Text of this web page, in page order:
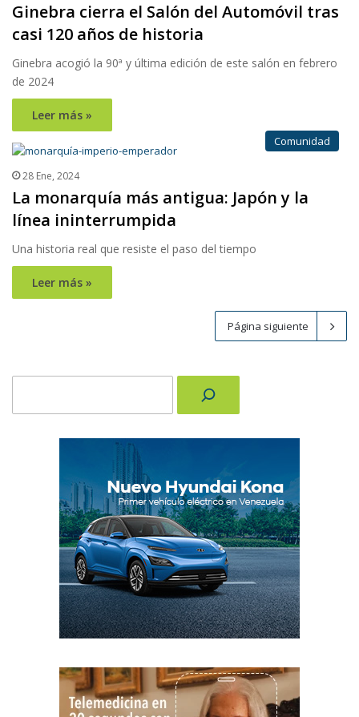
Ginebra cierra el Salón del Automóvil tras
casi 120 años de historia
Ginebra acogió la 90ª y última edición de este salón en febrero
de 2024
Leer más »
Comunidad
28 Ene, 2024
La monarquía más antigua: Japón y la
línea ininterrumpida
Una historia real que resiste el paso del tiempo
Leer más »
Página siguiente